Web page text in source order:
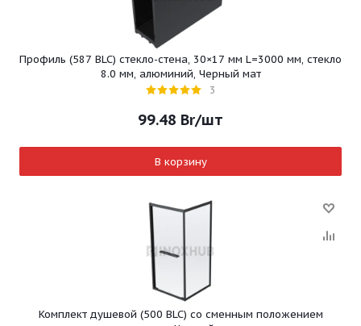
Профиль (587 BLC) стекло-стена, 30×17 мм L=3000 мм, стекло
8.0 мм, алюминий, Черный мат
3
99.48 Br/шт
В корзину
Комплект душевой (500 BLC) со сменным положением